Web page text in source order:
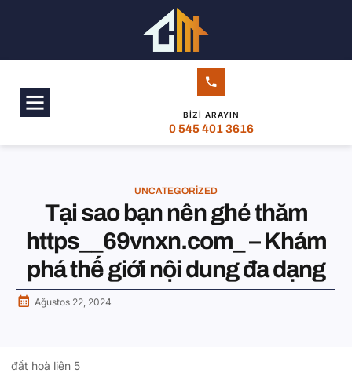
BIZI ARAYIN
0 545 401 3616
UNCATEGORIZED
Tại sao bạn nên ghé thăm
https__69vnxn.com_ – Khám
phá thế giới nội dung đa dạng
Ağustos 22, 2024
đất hoà liên 5